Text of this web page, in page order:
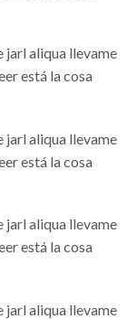
jarl aliqua llevame
está la cosa
jarl aliqua llevame
está la cosa
jarl aliqua llevame
está la cosa
jarl aliqua llevame